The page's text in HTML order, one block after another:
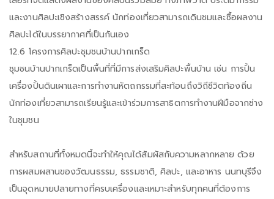
และงานศิลปะเชิงสร้างสรรค์ นักท่องเที่ยวสามารถเดินชมและซื้อผลงาน
ศิลปะได้ในบรรยากาศที่เป็นกันเอง
12.6 โครงการศิลปะชุมชนบ้านปากเกร็ด
ชุมชนบ้านปากเกร็ดเป็นพื้นที่ที่มีการส่งเสริมศิลปะพื้นบ้าน เช่น การปั้น
เครื่องปั้นดินเผาและการทำงานหัตถกรรมที่สะท้อนถึงวิถีชีวิตท้องถิ่น
นักท่องเที่ยวสามารถเรียนรู้และเข้าร่วมการสาธิตการทำงานฝีมือจากช่าง
ในชุมชน
สำหรับสถานที่ทั้งหมดนี้จะทำให้คุณได้สัมผัสกับความหลากหลาย ด้วย
การผสมผสานของวัฒนธรรม, ธรรมชาติ, ศิลปะ, และอาหาร นนทบุรีจึง
เป็นจุดหมายปลายทางที่ครบเครื่องและเหมาะสำหรับทุกคนที่ต้องการ